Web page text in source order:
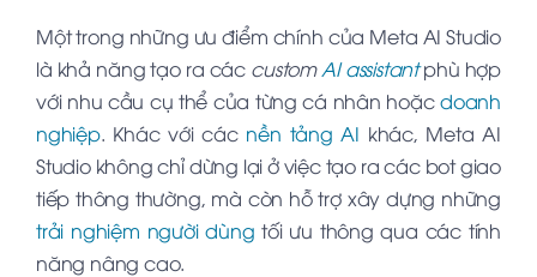
Một trong những ưu điểm chính của Meta AI Studio
là khả năng tạo ra các customAI assistantphù hợp
với nhu cầu cụ thể của từng cá nhân hoặcdoanh
nghiệp. Khác với các nền tảng AI khác, Meta AI
Studio không chỉ dừng lại ở việc tạo ra các bot giao
tiếp thông thường, mà còn hỗ trợ xây dựng những
trải nghiệm người dùng tối ưu thông qua các tính
năng nâng cao.